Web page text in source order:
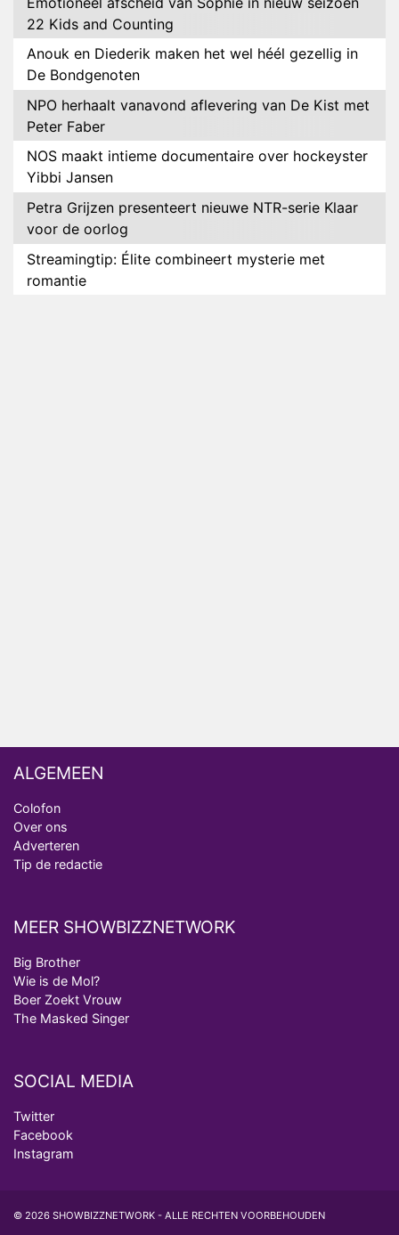
22 Kids and Counting
Anouk en Diederik maken het wel héél gezellig in
De Bondgenoten
NPO herhaalt vanavond aflevering van De Kist met
Peter Faber
NOS maakt intieme documentaire over hockeyster
Yibbi Jansen
Petra Grijzen presenteert nieuwe NTR-serie Klaar
voor de oorlog
Streamingtip: Élite combineert mysterie met
romantie
ALGEMEEN
Colofon
Over ons
Adverteren
Tip de redactie
MEER SHOWBIZZNETWORK
Big Brother
Wie is de Mol?
Boer Zoekt Vrouw
The Masked Singer
SOCIAL MEDIA
Twitter
Facebook
Instagram
© 2026 SHOWBIZZNETWORK - ALLE RECHTEN VOORBEHOUDEN